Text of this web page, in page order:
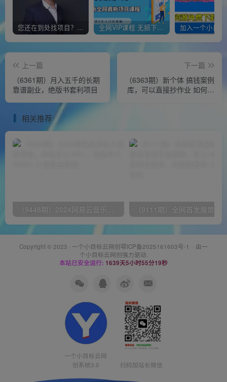
您还在到处找项目？还在当韭菜？我靠经营“一个小目标网创商城”年入百W+，曾经我也负债累累! 全网VIP课程 无损下载~
上一篇
（6361期）月入五千的长期
靠谱副业，绝版书套利项目
下一篇
（6363期）新个体 搞钱案例
库，可以直接抄作业 如何赚
相关推荐
Copyright © 2023 · 一个小目标云网创鄂ICP备2025161603号-1 · 由一
个小目标云网创强力驱动.
本站已安全运行: 1639天5小时55分19秒
一个小目标云网
创系统3.0
扫码加站长微信